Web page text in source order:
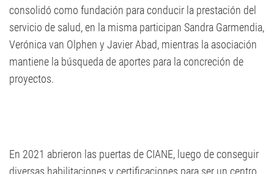
consolidó como fundación para conducir la prestación del
servicio de salud, en la misma participan Sandra Garmendia,
Verónica van Olphen y Javier Abad, mientras la asociación
mantiene la búsqueda de aportes para la concreción de
proyectos.
En 2021 abrieron las puertas de CIANE, luego de conseguir
diversas habilitaciones y certificaciones para ser un centro